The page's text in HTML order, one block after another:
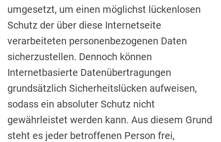
umgesetzt, um einen möglichst lückenlosen
Schutz der über diese Internetseite
verarbeiteten personenbezogenen Daten
sicherzustellen. Dennoch können
Internetbasierte Datenübertragungen
grundsätzlich Sicherheitslücken aufweisen,
sodass ein absoluter Schutz nicht
gewährleistet werden kann. Aus diesem Grund
steht es jeder betroffenen Person frei,